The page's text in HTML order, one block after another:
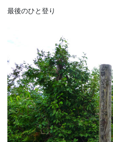
最後のひと登り